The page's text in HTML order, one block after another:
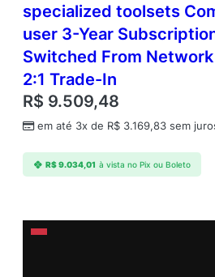
specialized toolsets
user 3-Year
Switched From
2:1 Trade-In
R$ 9.509,48
em até 3x de R$ 3.169,83 sem
R$9.034,01 à vista no Pix ou Boleto